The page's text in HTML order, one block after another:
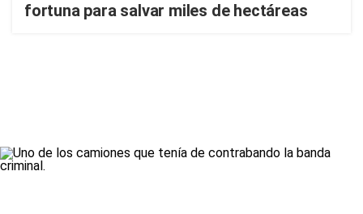
fortuna para salvar miles de hectáreas